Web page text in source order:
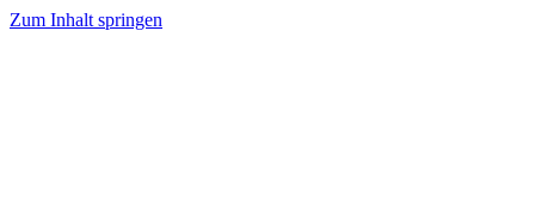
Zum Inhalt springen